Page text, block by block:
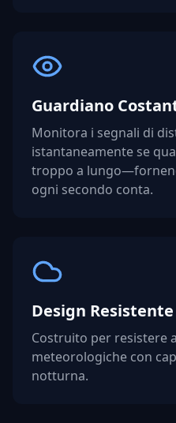
Guardiano
Monitora i segnali di
istantaneamente se
troppo a
ogni secondo conta.
Design
Costruito per resistere
meteorologiche con
notturna.